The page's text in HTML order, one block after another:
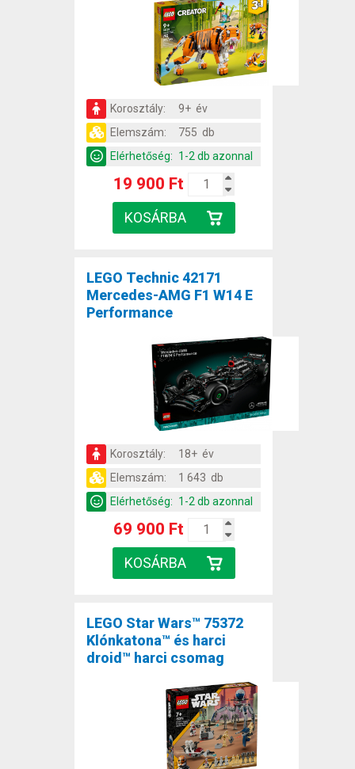
Korosztály:
9+ év
Elemszám:
755 db
Elérhetőség: 1-2 db azonnal
19 900 Ft
LEGO Technic 42171
Mercedes-AMG F1 W14 E
Performance
Korosztály:
18+ év
Elemszám:
1 643 db
Elérhetőség: 1-2 db azonnal
69 900 Ft
LEGO Star Wars™ 75372
Klónkatona™ és harci
droid™ harci csomag